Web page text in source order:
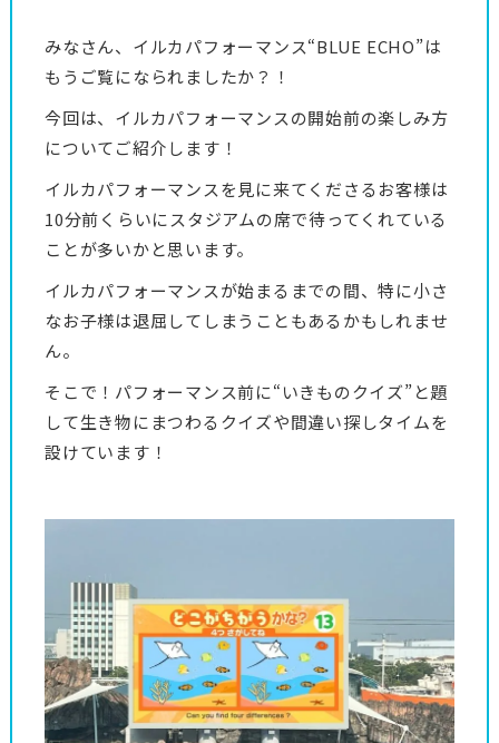
みなさん、イルカパフォーマンス“BLUE ECHO”は
もうご覧になられましたか？！
今回は、イルカパフォーマンスの開始前の楽しみ方
についてご紹介します！
イルカパフォーマンスを見に来てくださるお客様は
10分前くらいにスタジアムの席で待ってくれている
ことが多いかと思います。
イルカパフォーマンスが始まるまでの間、特に小さ
なお子様は退屈してしまうこともあるかもしれませ
ん。
そこで！パフォーマンス前に“いきものクイズ”と題
して生き物にまつわるクイズや間違い探しタイムを
設けています！